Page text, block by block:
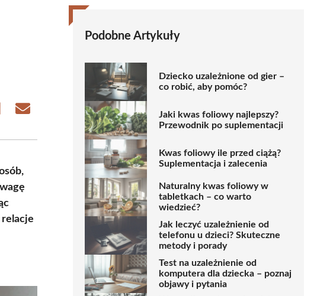
Share
Podobne Artykuły
Dziecko uzależnione od gier –
co robić, aby pomóc?
Jaki kwas foliowy najlepszy?
Przewodnik po suplementacji
Kwas foliowy ile przed ciążą?
Suplementacja i zalecenia
Naturalny kwas foliowy w
tabletkach – co warto
wiedzieć?
Jak leczyć uzależnienie od
telefonu u dzieci? Skuteczne
metody i porady
Test na uzależnienie od
komputera dla dziecka – poznaj
objawy i pytania